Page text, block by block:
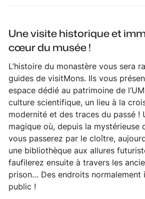
Une visite historique et
cœur du musée !
L’histoire du monastère vous sera
guides de visitMons. Ils vous
espace dédié au patrimoine de
culture scientifique, un lieu à la
modernité et des traces du passé !
magique où, depuis la mystérieuse
vous passerez par le cloître,
une bibliothèque aux allures
faufilerez ensuite à travers les
prison… Des endroits normalement
public !